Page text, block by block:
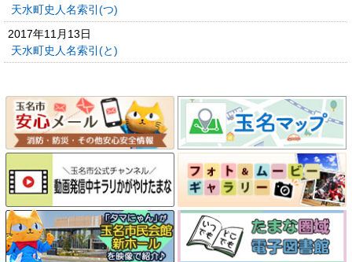
天水町史人名索引(つ)
2017年11月13日
天水町史人名索引(と)